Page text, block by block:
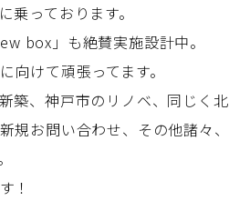
乗っております。
box」も絶賛実施設計中。
向けて頑張ってます。
築、神戸市のリノベ、同じく北
規お問い合わせ、その他諸々、
！